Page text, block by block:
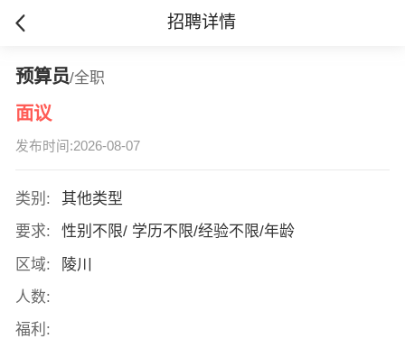
招聘详情
预算员/全职
面议
发布时间:2026-08-07
类别:
其他类型
要求:
性别不限/ 学历不限/经验不限/年龄
区域:
陵川
人数:
福利: